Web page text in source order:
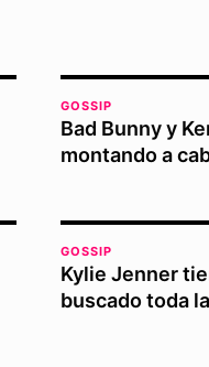
GOSSIP
Bad Bunny y
montando a
GOSSIP
Kylie Jenner
buscado toda